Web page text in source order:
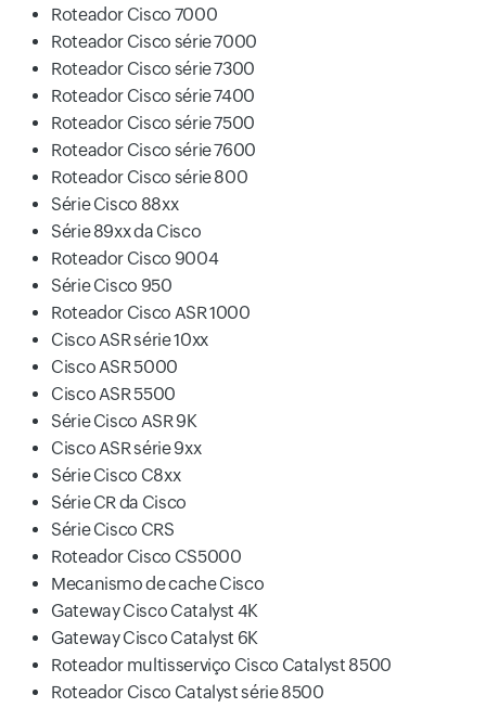
Roteador Cisco 7000
Roteador Cisco série 7000
Roteador Cisco série 7300
Roteador Cisco série 7400
Roteador Cisco série 7500
Roteador Cisco série 7600
Roteador Cisco série 800
Série Cisco 88xx
Série 89xx da Cisco
Roteador Cisco 9004
Série Cisco 950
Roteador Cisco ASR 1000
Cisco ASR série 10xx
Cisco ASR 5000
Cisco ASR 5500
Série Cisco ASR 9K
Cisco ASR série 9xx
Série Cisco C8xx
Série CR da Cisco
Série Cisco CRS
Roteador Cisco CS5000
Mecanismo de cache Cisco
Gateway Cisco Catalyst 4K
Gateway Cisco Catalyst 6K
Roteador multisserviço Cisco Catalyst 8500
Roteador Cisco Catalyst série 8500